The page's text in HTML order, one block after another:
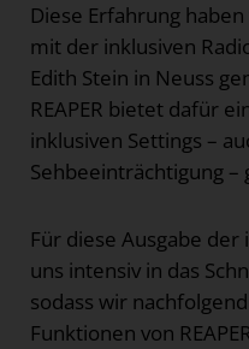
Diese Erfahrung
mit der inklusiven
Edith Stein in Neuss
REAPER bietet dafür
inklusiven Settings –
Sehbeeinträchtigung
Für diese Ausgabe der
uns intensiv in das
sodass wir
Funktionen von